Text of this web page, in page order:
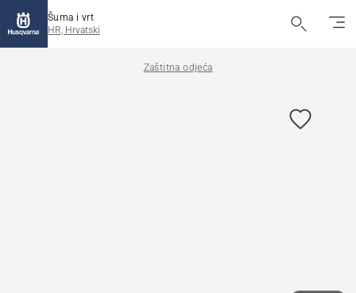
Šuma i vrt
HR, Hrvatski
Zaštitna odjeća